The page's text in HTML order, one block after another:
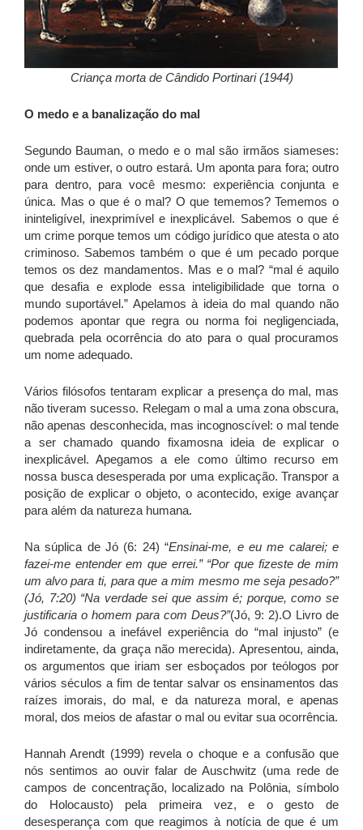
Criança morta de Cândido Portinari (1944)
O medo e a banalização do mal
Segundo Bauman, o medo e o mal são irmãos siameses:
onde um estiver, o outro estará. Um aponta para fora; outro
para dentro, para você mesmo: experiência conjunta e
única. Mas o que é o mal? O que tememos? Tememos o
ininteligível, inexprimível e inexplicável. Sabemos o que é
um crime porque temos um código jurídico que atesta o ato
criminoso. Sabemos também o que é um pecado porque
temos os dez mandamentos. Mas e o mal? “mal é aquilo
que desafia e explode essa inteligibilidade que torna o
mundo suportável.” Apelamos à ideia do mal quando não
podemos apontar que regra ou norma foi negligenciada,
quebrada pela ocorrência do ato para o qual procuramos
um nome adequado.
Vários filósofos tentaram explicar a presença do mal, mas
não tiveram sucesso. Relegam o mal a uma zona obscura,
não apenas desconhecida, mas incognoscível: o mal tende
a ser chamado quando fixamosna ideia de explicar o
inexplicável. Apegamos a ele como último recurso em
nossa busca desesperada por uma explicação. Transpor a
posição de explicar o objeto, o acontecido, exige avançar
para além da natureza humana.
Na súplica de Jó (6: 24) “Ensinai-me, e eu me calarei; e
fazei-me entender em que errei.” “Por que fizeste de mim
um alvo para ti, para que a mim mesmo me seja pesado?”
(Jó, 7:20) “Na verdade sei que assim é; porque, como se
justificaria o homem para com Deus?”(Jó, 9: 2).O Livro de
Jó condensou a inefável experiência do “mal injusto” (e
indiretamente, da graça não merecida). Apresentou, ainda,
os argumentos que iriam ser esboçados por teólogos por
vários séculos a fim de tentar salvar os ensinamentos das
raízes imorais, do mal, e da natureza moral, e apenas
moral, dos meios de afastar o mal ou evitar sua ocorrência.
Hannah Arendt (1999) revela o choque e a confusão que
nós sentimos ao ouvir falar de Auschwitz (uma rede de
campos de concentração, localizado na Polônia, símbolo
do Holocausto) pela primeira vez, e o gesto de
desesperança com que reagimos à notícia de que é um